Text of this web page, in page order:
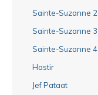
Sainte-Suzanne 2
Sainte-Suzanne 3
Sainte-Suzanne 4
Hastir
Jef Pataat